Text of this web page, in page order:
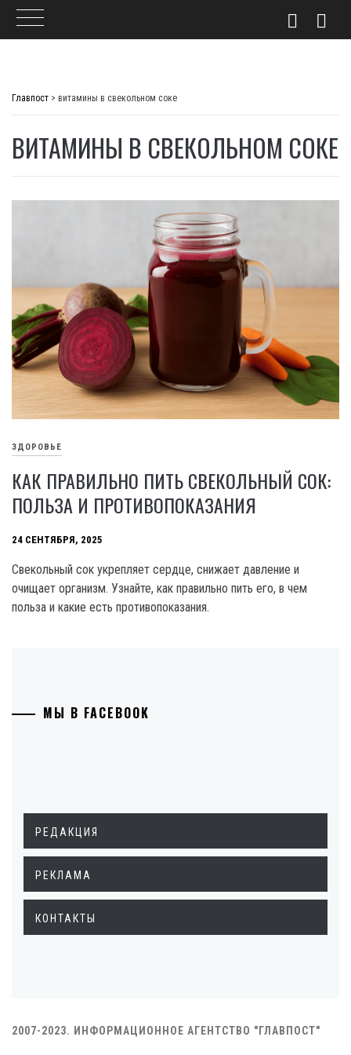
Главпост > витамины в свекольном соке
ВИТАМИНЫ В СВЕКОЛЬНОМ СОКЕ
ЗДОРОВЬЕ
КАК ПРАВИЛЬНО ПИТЬ СВЕКОЛЬНЫЙ СОК:
ПОЛЬЗА И ПРОТИВОПОКАЗАНИЯ
24 СЕНТЯБРЯ, 2025
Свекольный сок укрепляет сердце, снижает давление и
очищает организм. Узнайте, как правильно пить его, в чем
польза и какие есть противопоказания.
МЫ В FACEBOOK
РЕДАКЦИЯ
РЕКЛАМА
КОНТАКТЫ
2007-2023. ИНФОРМАЦИОННОЕ АГЕНТСТВО "ГЛАВПОСТ"